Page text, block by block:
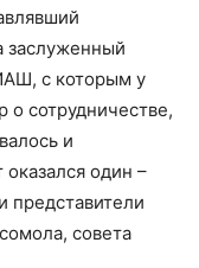
заслуженный
с которым у
о сотрудничестве,
и
один –
представители
совета